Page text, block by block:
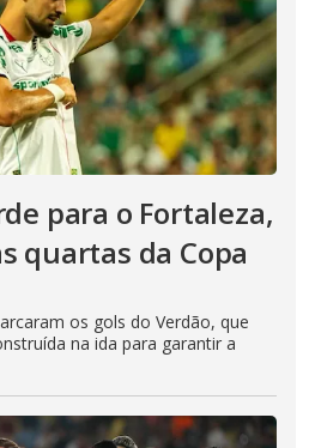
para o Fortaleza,
quartas da Copa
os gols do Verdão, que
na ida para garantir a